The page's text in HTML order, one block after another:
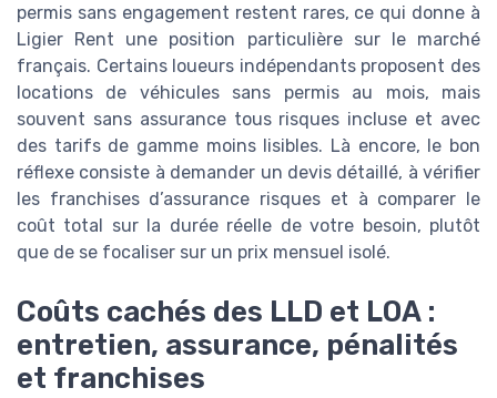
permis sans engagement restent rares, ce qui donne à
Ligier Rent une position particulière sur le marché
français. Certains loueurs indépendants proposent des
locations de véhicules sans permis au mois, mais
souvent sans assurance tous risques incluse et avec
des tarifs de gamme moins lisibles. Là encore, le bon
réflexe consiste à demander un devis détaillé, à vérifier
les franchises d’assurance risques et à comparer le
coût total sur la durée réelle de votre besoin, plutôt
que de se focaliser sur un prix mensuel isolé.
Coûts cachés des LLD et LOA :
entretien, assurance, pénalités
et franchises